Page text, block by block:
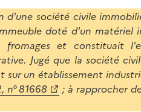
d'une société civile
doté d'un matériel
et constituait
Jugé que la société
un établissement
n° 81668
; à rapprocher